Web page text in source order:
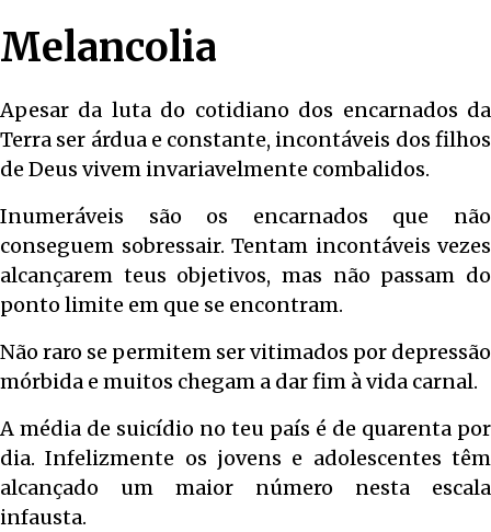
Melancolia
Apesar da luta do cotidiano dos encarnados da
Terra ser árdua e constante, incontáveis dos filhos
de Deus vivem invariavelmente combalidos.
Inumeráveis são os encarnados que não
conseguem sobressair. Tentam incontáveis vezes
alcançarem teus objetivos, mas não passam do
ponto limite em que se encontram.
Não raro se permitem ser vitimados por depressão
mórbida e muitos chegam a dar fim à vida carnal.
A média de suicídio no teu país é de quarenta por
dia. Infelizmente os jovens e adolescentes têm
alcançado um maior número nesta escala
infausta.